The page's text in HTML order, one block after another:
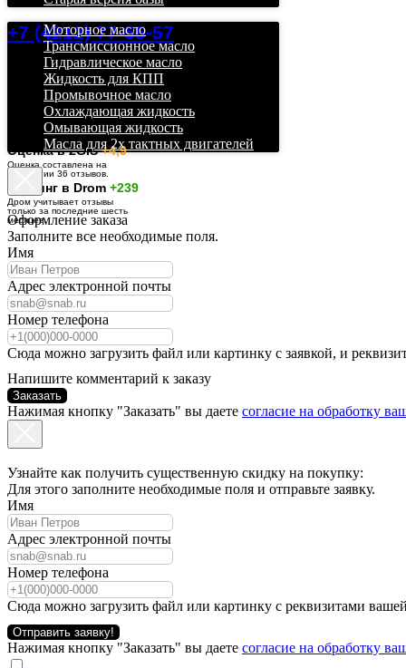
+7 (4212) 77-55-57
Оценка в 2GIS+4,9
Оценка составлена на
основании 36 отзывов.
Рейтинг в Drom +239
Дром учитывает отзывы
только за последние шесть
месяцев.
Моторное масло
Трансмиссионное масло
Гидравлическое масло
Жидкость для КПП
Промывочное масло
Охлаждающая жидкость
Омывающая жидкость
Масла для 2х тактных двигателей
Оформление заказа
Заполните все необходимые поля.
Имя
Адрес электронной почты
Номер телефона
Сюда можно загрузить файл или картинку с заявкой, и
Напишите комментарий к заказу
Заказать
Нажимая кнопку "Заказать" вы даете согласие на обработку
Узнайте как получить существенную скидку на покупку:
Для этого заполните необходимые поля и отправьте заявку.
Имя
Адрес электронной почты
Номер телефона
Сюда можно загрузить файл или картинку с реквизитами
Отправить заявку!
Нажимая кнопку "Заказать" вы даете согласие на обработку